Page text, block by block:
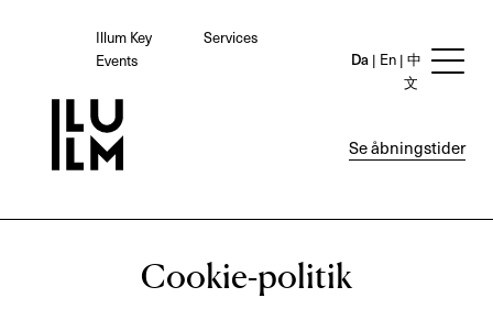
Illum Key
Services
Events
Da En 中
文
Se åbningstider
Cookie-politik